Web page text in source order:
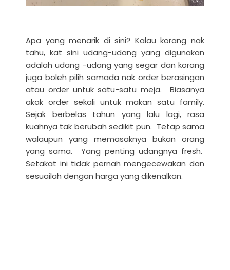
Apa yang menarik di sini? Kalau korang nak
tahu, kat sini udang-udang yang digunakan
adalah udang -udang yang segar dan korang
juga boleh pilih samada nak order berasingan
atau order untuk satu-satu meja. Biasanya
akak order sekali untuk makan satu family.
Sejak berbelas tahun yang lalu lagi, rasa
kuahnya tak berubah sedikit pun. Tetap sama
walaupun yang memasaknya bukan orang
yang sama. Yang penting udangnya fresh.
Setakat ini tidak pernah mengecewakan dan
sesuailah dengan harga yang dikenalkan.